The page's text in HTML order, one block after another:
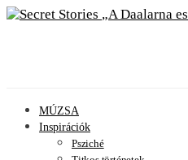
A Daalarna
MÚZSA
Inspirációk
Psziché